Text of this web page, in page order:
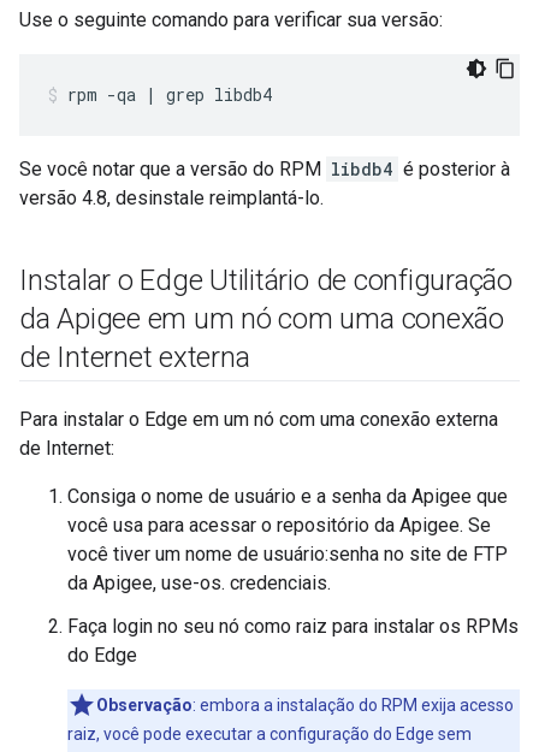
Use o seguinte comando para verificar sua versão:
rpm -qa | grep libdb4
Se você notar que a versão do RPM libdb4 é posterior à
versão 4.8, desinstale reimplantá-lo.
Instalar o Edge Utilitário de configuração
da Apigee em um nó com uma conexão
de Internet externa
Para instalar o Edge em um nó com uma conexão externa
de Internet:
Consiga o nome de usuário e a senha da Apigee que
você usa para acessar o repositório da Apigee. Se
você tiver um nome de usuário:senha no site de FTP
da Apigee, use-os. credenciais.
Faça login no seu nó como raiz para instalar os RPMs
do Edge
Observação: embora a instalação do RPM exija acesso
raiz, você pode executar a configuração do Edge sem